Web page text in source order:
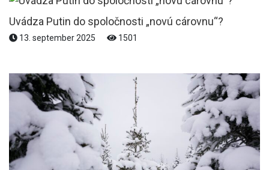
Uvádza Putin do spoločnosti „novú cárovnu“?
13. september 2025 1501